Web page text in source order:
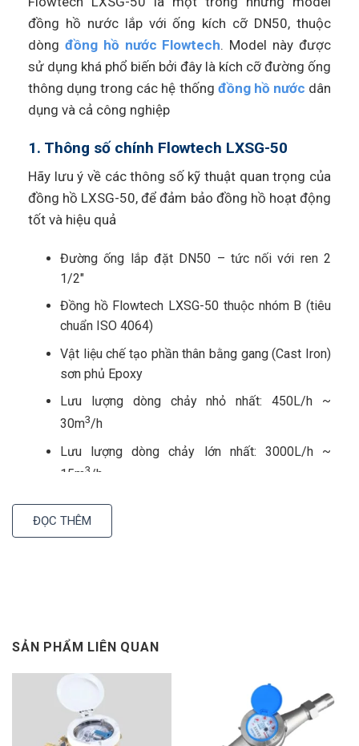
đồng hồ nước lắp với ống kích cỡ DN50, thuộc
dòng đồng hồ nước Flowtech. Model này được
sử dụng khá phổ biến bởi đây là kích cỡ đường ống
thông dụng trong các hệ thống đồng hồ nước dân
dụng và cả công nghiệp
1. Thông số chính Flowtech LXSG-50
Hãy lưu ý về các thông số kỹ thuật quan trọng của
đồng hồ LXSG-50, để đảm bảo đồng hồ hoạt động
tốt và hiệu quả
Đường ống lắp đặt DN50 – tức nối với ren 2
1/2″
Đồng hồ Flowtech LXSG-50 thuộc nhóm B (tiêu
chuẩn ISO 4064)
Vật liệu chế tạo phần thân bằng gang (Cast Iron)
sơn phủ Epoxy
Lưu lượng dòng chảy nhỏ nhất: 450L/h ~
30m3/h
Lưu lượng dòng chảy lớn nhất: 3000L/h ~
15m3 /h
Thực tế khi lưu lượng dòng chảy
Nhỏ hơn lưu lượng nhỏ nhất quy định, đồng hồ có
thể cho ra kết quả sai
Lớn hơn lưu lượng lớn nhất quy định, có thể gây
ĐỌC THÊM
SẢN PHẨM LIÊN QUAN